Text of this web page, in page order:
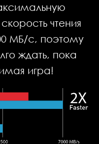
чтения
МБ/с, поэтому
ждать, пока
игра!